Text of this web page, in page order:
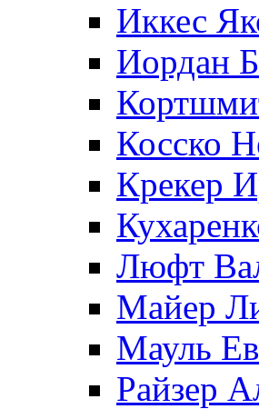
Иккес
Иордан
Косско
Крекер
Люфт
Майер
Мауль
Райзер